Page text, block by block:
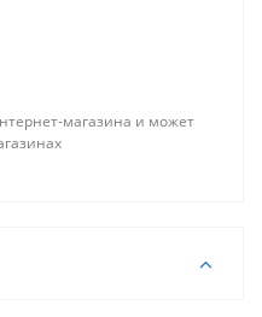
магазина и может